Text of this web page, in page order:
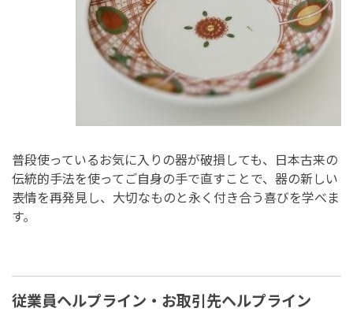
普段使っているお気に入りの器が破損しても、日本古来の
伝統的手法を使ってご自身の手で直すことで、器の新しい
表情を再発見し、大切なものと永く付き合う喜びを学べま
す。
従業員ヘルプライン・お取引先ヘルプライン